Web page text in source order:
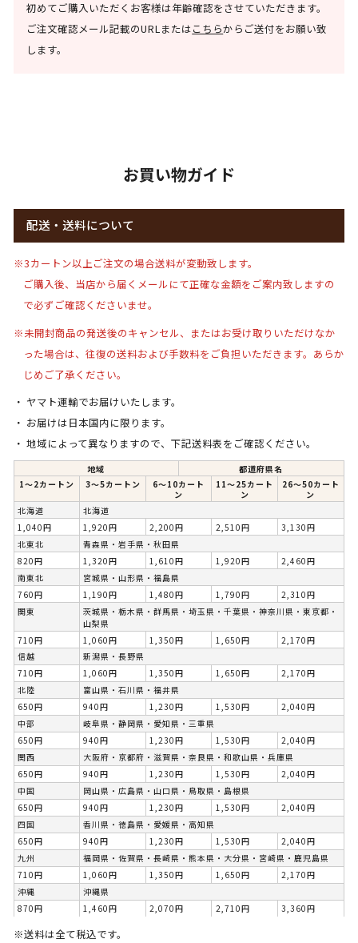
初めてご購入いただくお客様は年齢確認をさせていただきます。
ご注文確認メール記載のURLまたはこちらからご送付をお願い致
します。
お買い物ガイド
配送・送料について
※3カートン以上ご注文の場合送料が変動致します。
ご購入後、当店から届くメールにて正確な金額をご案内致しますの
で必ずご確認くださいませ。
※未開封商品の発送後のキャンセル、またはお受け取りいただけなか
った場合は、往復の送料および手数料をご負担いただきます。 あらか
じめご了承ください。
ヤマト運輸でお届けいたします。
お届けは日本国内に限ります。
地域によって異なりますので、下記送料表をご確認ください。
地域
都道府県名
1〜2カートン
3〜5カートン
6〜10カート
ン
11～25カート
ン
26～50カート
ン
北海道
北海道
1,040円
1,920円 2,200円 2,510円
3,130円
北東北
青森県・岩手県・秋田県
820円
1,320円 1,610円 1,920円
2,460円
南東北
宮城県・山形県・福島県
760円
1,190円 1,480円 1,790円
2,310円
関東
茨城県・栃木県・群馬県・埼玉県・千葉県・神奈川県・東京都・
山梨県
710円
1,060円 1,350円 1,650円
2,170円
信越
新潟県・長野県
710円
1,060円 1,350円 1,650円
2,170円
北陸
富山県・石川県・福井県
650円
940円 1,230円 1,530円
2,040円
中部
岐阜県・静岡県・愛知県・三重県
650円
940円 1,230円 1,530円
2,040円
関西
大阪府・京都府・滋賀県・奈良県・和歌山県・兵庫県
650円
940円 1,230円 1,530円
2,040円
中国
岡山県・広島県・山口県・鳥取県・島根県
650円
940円 1,230円 1,530円
2,040円
四国
香川県・徳島県・愛媛県・高知県
650円
940円 1,230円 1,530円
2,040円
九州
福岡県・佐賀県・長崎県・熊本県・大分県・宮崎県・鹿児島県
710円
1,060円 1,350円 1,650円
2,170円
沖縄
沖縄県
870円
1,460円 2,070円 2,710円 3,360円
※送料は全て税込です。